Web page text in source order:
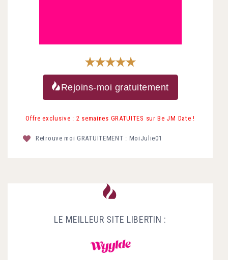
Rejoins-moi gratuitement
Offre exclusive : 2 semaines GRATUITES sur Be JM Date !
Retrouve moi GRATUITEMENT : MoiJulie01
LE MEILLEUR SITE LIBERTIN :